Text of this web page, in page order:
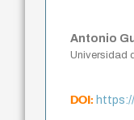
Antonio
Universidad
DOI: